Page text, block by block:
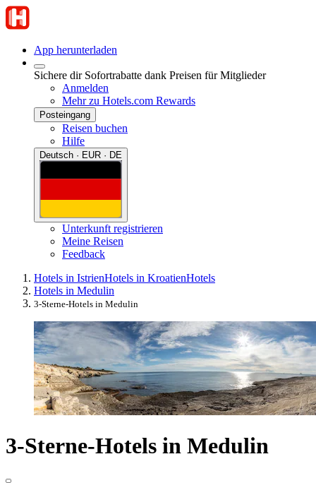
App herunterladen
Sichere dir Sofortrabatte dank Preisen für Mitglieder
Anmelden
Mehr zu Hotels.com Rewards
Posteingang
Reisen buchen
Hilfe
Deutsch · EUR · DE
Unterkunft registrieren
Meine Reisen
Feedback
Hotels in IstrienHotels in KroatienHotels
Hotels in Medulin
3-Sterne-Hotels in Medulin
3-Sterne-Hotels in Medulin